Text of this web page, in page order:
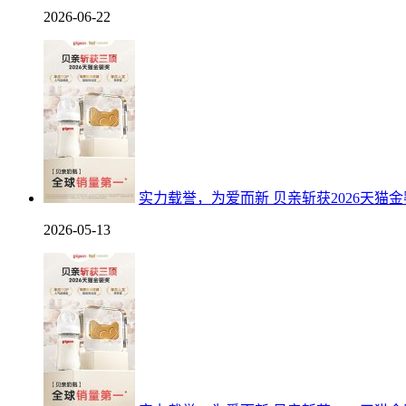
2026-06-22
实力载誉，为爱而新 贝亲斩获2026天猫
2026-05-13